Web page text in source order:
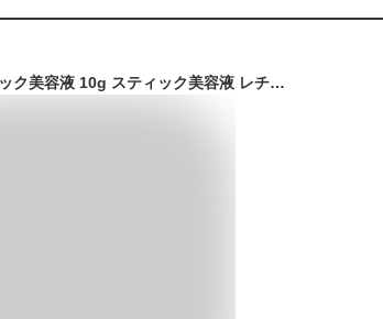
STアガルーシ スティック美容液 10g スティック美容液 レチノール 韓国コスメ 美容液スティック 保湿バーム 目元 口元 保湿 乾燥 美容液 マルチバーム 保湿 乾燥 対策